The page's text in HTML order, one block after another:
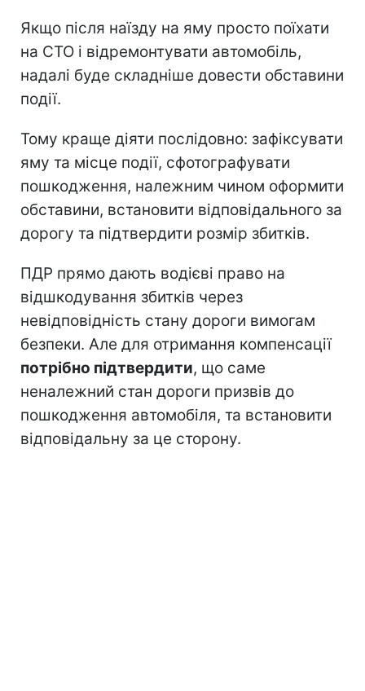
Якщо після наїзду на яму просто поїхати
на СТО і відремонтувати автомобіль,
надалі буде складніше довести обставини
події.
Тому краще діяти послідовно: зафіксувати
яму та місце події, сфотографувати
пошкодження, належним чином оформити
обставини, встановити відповідального за
дорогу та підтвердити розмір збитків.
ПДР прямо дають водієві право на
відшкодування збитків через
невідповідність стану дороги вимогам
безпеки. Але для отримання компенсації
потрібно підтвердити, що саме
неналежний стан дороги призвів до
пошкодження автомобіля, та встановити
відповідальну за це сторону.